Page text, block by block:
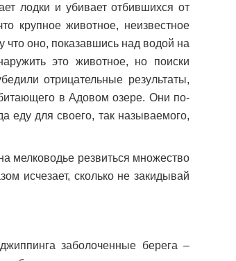
лодки и убивает отбившихся от
крупное животное, неизвестное
что оно, показавшись над водой на
это животное, но поиски
отрицательные результаты,
в Адовом озере. Они по-
еду для своего, так называемого,
мелководье резвиться множество
исчезает, сколько не закидывай
заболоченные берега ‒